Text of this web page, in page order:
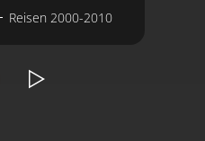
Reisen 2000-2010